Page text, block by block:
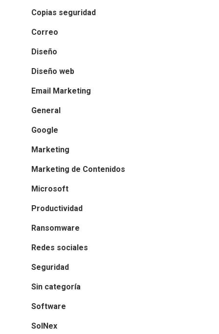
Copias seguridad
Correo
Diseño
Diseño web
Email Marketing
General
Google
Marketing
Marketing de Contenidos
Microsoft
Productividad
Ransomware
Redes sociales
Seguridad
Sin categoría
Software
SolNex